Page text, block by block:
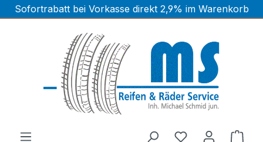
Zum Hauptinhalt springen
Sofortrabatt bei Vorkasse direkt 2,9% im Warenkorb